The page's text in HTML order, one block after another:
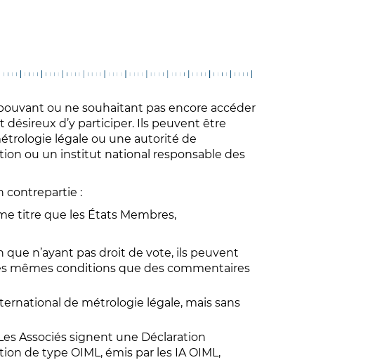
ou ne souhaitant pas encore accéder
désireux d’y participer. Ils peuvent être
légale ou une autorité de
ou un institut national responsable des
contrepartie :
titre que les États Membres,
n’ayant pas droit de vote, ils peuvent
mêmes conditions que des commentaires
de métrologie légale, mais sans
Associés signent une Déclaration
de type OIML, émis par les IA OIML,